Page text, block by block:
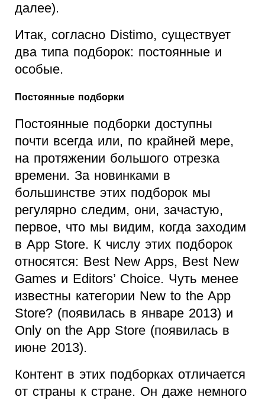
далее).
Итак, согласно Distimo, существует
два типа подборок: постоянные и
особые.
Постоянные подборки
Постоянные подборки доступны
почти всегда или, по крайней мере,
на протяжении большого отрезка
времени. За новинками в
большинстве этих подборок мы
регулярно следим, они, зачастую,
первое, что мы видим, когда заходим
в App Store. К числу этих подборок
относятся: Best New Apps, Best New
Games и Editors’ Choice. Чуть менее
известны категории New to the App
Store? (появилась в январе 2013) и
Only on the App Store (появилась в
июне 2013).
Контент в этих подборках отличается
от страны к стране. Он даже немного